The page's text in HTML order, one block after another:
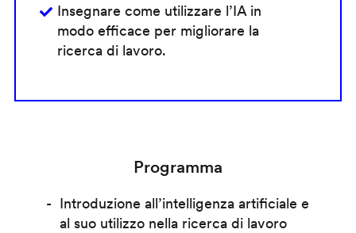
Insegnare come utilizzare l’IA in
modo efficace per migliorare la
ricerca di lavoro.
Programma
Introduzione all’intelligenza artificiale e
al suo utilizzo nella ricerca di lavoro